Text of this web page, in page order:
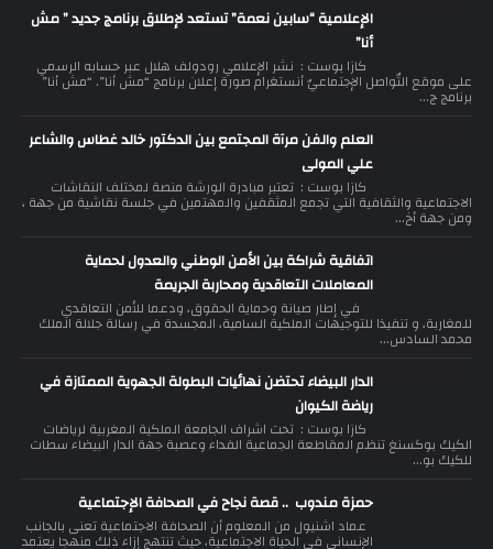
الإعلامية “سابين نعمة” تستعد لإطلاق برنامج جديد ” مش
أنا”
كازا بوست : نشر الإعلامي رودولف هلال عبر حسابه الرسمي
على موقع التّواصل الإجتماعيّ أنستغرام صورة إعلان برنامج “مش أنا”. “مش أنا”
برنامج ج...
العلم والفن مرآة المجتمع بين الدكتور خالد غطاس والشاعر
علي المولى
كازا بوست : تعتبر مبادرة الورشة منصة لمختلف النقاشات
الاجتماعية والثقافية التي تجمع المثقفين والمهتمين في جلسة نقاشية من جهة ،
ومن جهة أخ...
اتفاقية شراكة بين الأمن الوطني والعدول لحماية
المعاملات التعاقدية ومحاربة الجريمة
في إطار صيانة وحماية الحقوق، ودعما للأمن التعاقدي
للمغاربة، و تنفيذا للتوجيهات الملكية السامية، المجسدة في رسالة جلالة الملك
محمد السادس...
الدار البيضاء تحتضن نهائيات البطولة الجهوية الممتازة في
رياضة الكيوان
كازا بوست : تحت اشراف الجامعة الملكية المغربية لرياضات
الكيك بوكسنغ تنظم المقاطعة الجماعية الفداء وعصبة جهة الدار البيضاء سطات
للكيك بو...
حمزة مندوب .. قصة نجاح في الصحافة الإجتماعية
عماد اشنيول من المعلوم أن الصحافة الاجتماعية تعنى بالجانب
الإنساني في الحياة الاجتماعية، حيث تنتهج إزاء ذلك منهجا يعتمد